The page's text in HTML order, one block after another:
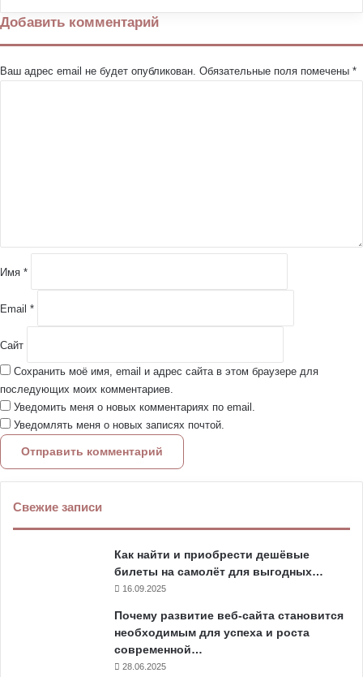
Добавить комментарий
Ваш адрес email не будет опубликован. Обязательные поля помечены *
и
йИмя *
Email *
Сайт
Сохранить моё имя, email и адрес сайта в этом браузере для
последующих моих комментариев.
Уведомить меня о новых комментариях по email.
Уведомлять меня о новых записях почтой.
Свежие записи
Как найти и приобрести дешёвые
билеты на самолёт для выгодных…
16.09.2025
Почему развитие веб-сайта становится
необходимым для успеха и роста
современной…
28.06.2025